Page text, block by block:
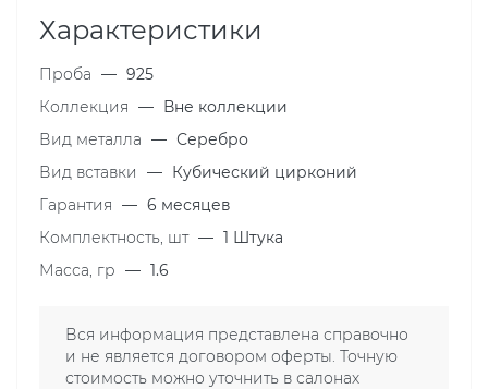
Характеристики
Проба — 925
Коллекция — Вне коллекции
Вид металла — Серебро
Вид вставки
— Кубический цирконий
Гарантия — 6 месяцев
Комплектность, шт — 1 Штука
Масса, гр — 1.6
Вся информация представлена справочно
и не является договором оферты. Точную
стоимость можно уточнить в салонах